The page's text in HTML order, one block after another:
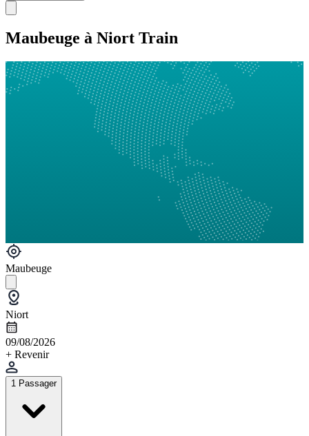
Maubeuge à Niort Train
Maubeuge
Niort
09/08/2026
+ Revenir
1 Passager